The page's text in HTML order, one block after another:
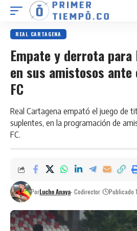
REAL CARTAGENA
Empate y derrota para
en sus amistosos
FC
Real Cartagena empató el juego de
suplentes, en la programación de
FC.
PorLucho Anaya- Codirector Publicado